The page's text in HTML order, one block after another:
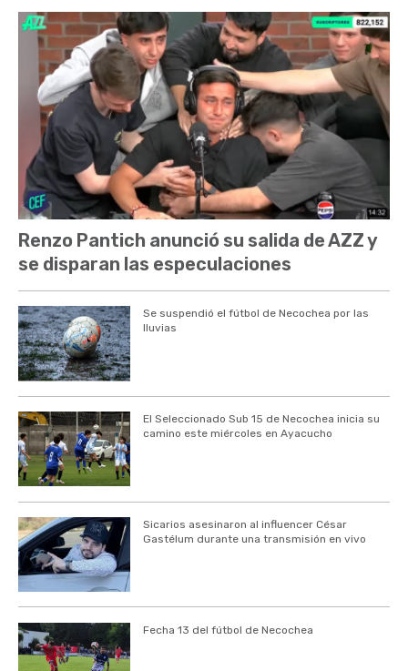
Renzo Pantich anunció su salida de AZZ y
se disparan las especulaciones
Se suspendió el fútbol de Necochea por las
lluvias
El Seleccionado Sub 15 de Necochea inicia su
camino este miércoles en Ayacucho
Sicarios asesinaron al influencer César
Gastélum durante una transmisión en vivo
Fecha 13 del fútbol de Necochea